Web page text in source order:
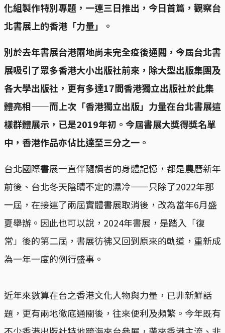
化組製作特別專題，一連三日推出，今日首篇，觀察台
北書展上的香港「力量」。
別於去年書展台港兩地尚未完全疫後通關，今屆台北書
展吸引了眾多香港大小出版社前來，除大型出版集團及
各大學出版社，更有多達17間香港獨立出版社於此集
體亮相——而上次「香港獨立出版」力量在台北書展這
樣群體展示，已是2019年初。今屆書展大獎得獎名單
中，香港作品亦佔比達至三分之一。
台北國際書展一直伴隨讀者的身體記憶，都是農曆新年
前後、台北冬天陰晴不定的濕冷——只除了2022年那
一屆，在接連了兩屆實體書展取消後，改為當年6月盛
夏舉辦。因此也可以說，2024年書展，是踏入「復
常」後的第二屆，書展彷彿又回到原來的軌道，重新成
為一年一度的例行盛事。
近年來數算在台之香港文化人物與力量，已非新鮮話
題，更有兩地徹底通關後，往來便利及頻繁。今年既有